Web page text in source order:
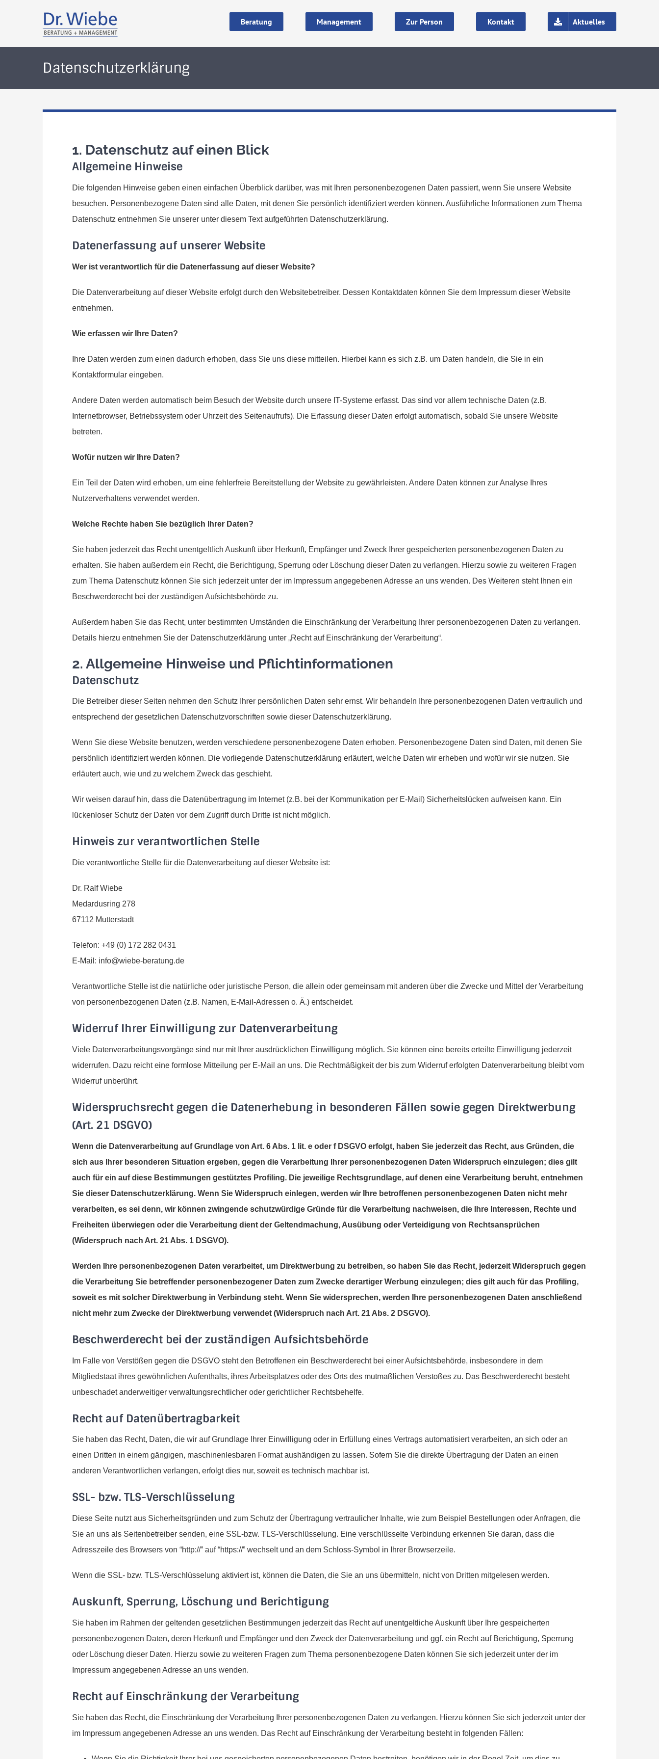
Beratung Management Zur Person Kontakt Aktuelles
Datenschutzerklärung
1. Datenschutz auf einen Blick
Allgemeine Hinweise
Die folgenden Hinweise geben einen einfachen Überblick darüber, was mit Ihren personenbezogenen Daten passiert, wenn Sie unsere Website
besuchen. Personenbezogene Daten sind alle Daten, mit denen Sie persönlich identifiziert werden können. Ausführliche Informationen zum Thema
Datenschutz entnehmen Sie unserer unter diesem Text aufgeführten Datenschutzerklärung.
Datenerfassung auf unserer Website
Wer ist verantwortlich für die Datenerfassung auf dieser Website?
Die Datenverarbeitung auf dieser Website erfolgt durch den Websitebetreiber. Dessen Kontaktdaten können Sie dem Impressum dieser Website
entnehmen.
Wie erfassen wir Ihre Daten?
Ihre Daten werden zum einen dadurch erhoben, dass Sie uns diese mitteilen. Hierbei kann es sich z.B. um Daten handeln, die Sie in ein
Kontaktformular eingeben.
Andere Daten werden automatisch beim Besuch der Website durch unsere IT-Systeme erfasst. Das sind vor allem technische Daten (z.B.
Internetbrowser, Betriebssystem oder Uhrzeit des Seitenaufrufs). Die Erfassung dieser Daten erfolgt automatisch, sobald Sie unsere Website
betreten.
Wofür nutzen wir Ihre Daten?
Ein Teil der Daten wird erhoben, um eine fehlerfreie Bereitstellung der Website zu gewährleisten. Andere Daten können zur Analyse Ihres
Nutzerverhaltens verwendet werden.
Welche Rechte haben Sie bezüglich Ihrer Daten?
Sie haben jederzeit das Recht unentgeltlich Auskunft über Herkunft, Empfänger und Zweck Ihrer gespeicherten personenbezogenen Daten zu
erhalten. Sie haben außerdem ein Recht, die Berichtigung, Sperrung oder Löschung dieser Daten zu verlangen. Hierzu sowie zu weiteren Fragen
zum Thema Datenschutz können Sie sich jederzeit unter der im Impressum angegebenen Adresse an uns wenden. Des Weiteren steht Ihnen ein
Beschwerderecht bei der zuständigen Aufsichtsbehörde zu.
Außerdem haben Sie das Recht, unter bestimmten Umständen die Einschränkung der Verarbeitung Ihrer personenbezogenen Daten zu verlangen.
Details hierzu entnehmen Sie der Datenschutzerklärung unter „Recht auf Einschränkung der Verarbeitung“.
2. Allgemeine Hinweise und Pflichtinformationen
Datenschutz
Die Betreiber dieser Seiten nehmen den Schutz Ihrer persönlichen Daten sehr ernst. Wir behandeln Ihre personenbezogenen Daten vertraulich und
entsprechend der gesetzlichen Datenschutzvorschriften sowie dieser Datenschutzerklärung.
Wenn Sie diese Website benutzen, werden verschiedene personenbezogene Daten erhoben. Personenbezogene Daten sind Daten, mit denen Sie
persönlich identifiziert werden können. Die vorliegende Datenschutzerklärung erläutert, welche Daten wir erheben und wofür wir sie nutzen. Sie
erläutert auch, wie und zu welchem Zweck das geschieht.
Wir weisen darauf hin, dass die Datenübertragung im Internet (z.B. bei der Kommunikation per E-Mail) Sicherheitslücken aufweisen kann. Ein
lückenloser Schutz der Daten vor dem Zugriff durch Dritte ist nicht möglich.
Hinweis zur verantwortlichen Stelle
Die verantwortliche Stelle für die Datenverarbeitung auf dieser Website ist:
Dr. Ralf Wiebe
Medardusring 278
67112 Mutterstadt
Telefon: +49 (0) 172 282 0431
E-Mail: info@wiebe-beratung.de
Verantwortliche Stelle ist die natürliche oder juristische Person, die allein oder gemeinsam mit anderen über die Zwecke und Mittel der Verarbeitung
von personenbezogenen Daten (z.B. Namen, E-Mail-Adressen o. Ä.) entscheidet.
Widerruf Ihrer Einwilligung zur Datenverarbeitung
Viele Datenverarbeitungsvorgänge sind nur mit Ihrer ausdrücklichen Einwilligung möglich. Sie können eine bereits erteilte Einwilligung jederzeit
widerrufen. Dazu reicht eine formlose Mitteilung per E-Mail an uns. Die Rechtmäßigkeit der bis zum Widerruf erfolgten Datenverarbeitung bleibt vom
Widerruf unberührt.
Widerspruchsrecht gegen die Datenerhebung in besonderen Fällen sowie gegen Direktwerbung
(Art. 21 DSGVO)
Wenn die Datenverarbeitung auf Grundlage von Art. 6 Abs. 1 lit. e oder f DSGVO erfolgt, haben Sie jederzeit das Recht, aus Gründen, die
sich aus Ihrer besonderen Situation ergeben, gegen die Verarbeitung Ihrer personenbezogenen Daten Widerspruch einzulegen; dies gilt
auch für ein auf diese Bestimmungen gestütztes Profiling. Die jeweilige Rechtsgrundlage, auf denen eine Verarbeitung beruht, entnehmen
Sie dieser Datenschutzerklärung. Wenn Sie Widerspruch einlegen, werden wir Ihre betroffenen personenbezogenen Daten nicht mehr
verarbeiten, es sei denn, wir können zwingende schutzwürdige Gründe für die Verarbeitung nachweisen, die Ihre Interessen, Rechte und
Freiheiten überwiegen oder die Verarbeitung dient der Geltendmachung, Ausübung oder Verteidigung von Rechtsansprüchen
(Widerspruch nach Art. 21 Abs. 1 DSGVO).
Werden Ihre personenbezogenen Daten verarbeitet, um Direktwerbung zu betreiben, so haben Sie das Recht, jederzeit Widerspruch gegen
die Verarbeitung Sie betreffender personenbezogener Daten zum Zwecke derartiger Werbung einzulegen; dies gilt auch für das Profiling,
soweit es mit solcher Direktwerbung in Verbindung steht. Wenn Sie widersprechen, werden Ihre personenbezogenen Daten anschließend
nicht mehr zum Zwecke der Direktwerbung verwendet (Widerspruch nach Art. 21 Abs. 2 DSGVO).
Beschwerderecht bei der zuständigen Aufsichtsbehörde
Im Falle von Verstößen gegen die DSGVO steht den Betroffenen ein Beschwerderecht bei einer Aufsichtsbehörde, insbesondere in dem
Mitgliedstaat ihres gewöhnlichen Aufenthalts, ihres Arbeitsplatzes oder des Orts des mutmaßlichen Verstoßes zu. Das Beschwerderecht besteht
unbeschadet anderweitiger verwaltungsrechtlicher oder gerichtlicher Rechtsbehelfe.
Recht auf Datenübertragbarkeit
Sie haben das Recht, Daten, die wir auf Grundlage Ihrer Einwilligung oder in Erfüllung eines Vertrags automatisiert verarbeiten, an sich oder an
einen Dritten in einem gängigen, maschinenlesbaren Format aushändigen zu lassen. Sofern Sie die direkte Übertragung der Daten an einen
anderen Verantwortlichen verlangen, erfolgt dies nur, soweit es technisch machbar ist.
SSL- bzw. TLS-Verschlüsselung
Diese Seite nutzt aus Sicherheitsgründen und zum Schutz der Übertragung vertraulicher Inhalte, wie zum Beispiel Bestellungen oder Anfragen, die
Sie an uns als Seitenbetreiber senden, eine SSL-bzw. TLS-Verschlüsselung. Eine verschlüsselte Verbindung erkennen Sie daran, dass die
Adresszeile des Browsers von “http://” auf “https://” wechselt und an dem Schloss-Symbol in Ihrer Browserzeile.
Wenn die SSL- bzw. TLS-Verschlüsselung aktiviert ist, können die Daten, die Sie an uns übermitteln, nicht von Dritten mitgelesen werden.
Auskunft, Sperrung, Löschung und Berichtigung
Sie haben im Rahmen der geltenden gesetzlichen Bestimmungen jederzeit das Recht auf unentgeltliche Auskunft über Ihre gespeicherten
personenbezogenen Daten, deren Herkunft und Empfänger und den Zweck der Datenverarbeitung und ggf. ein Recht auf Berichtigung, Sperrung
oder Löschung dieser Daten. Hierzu sowie zu weiteren Fragen zum Thema personenbezogene Daten können Sie sich jederzeit unter der im
Impressum angegebenen Adresse an uns wenden.
Recht auf Einschränkung der Verarbeitung
Sie haben das Recht, die Einschränkung der Verarbeitung Ihrer personenbezogenen Daten zu verlangen. Hierzu können Sie sich jederzeit unter der
im Impressum angegebenen Adresse an uns wenden. Das Recht auf Einschränkung der Verarbeitung besteht in folgenden Fällen: